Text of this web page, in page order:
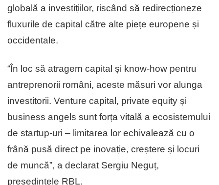
globală a investițiilor, riscând să redirecționeze
fluxurile de capital către alte piețe europene și
occidentale.
“În loc să atragem capital și know-how pentru
antreprenorii români, aceste măsuri vor alunga
investitorii. Venture capital, private equity și
business angels sunt forța vitală a ecosistemului
de startup-uri – limitarea lor echivalează cu o
frână pusă direct pe inovație, creștere și locuri
de muncă”, a declarat Sergiu Neguț,
președintele RBL.